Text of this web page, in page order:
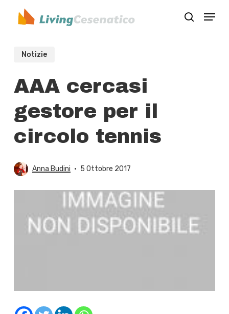
search
Menu
Notizie
AAA cercasi
gestore per il
circolo tennis
Anna Budini 5 Ottobre 2017